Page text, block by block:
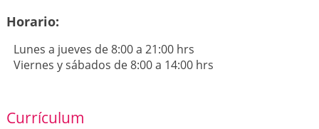
Horario:
Lunes a jueves de 8:00 a 21:00 hrs
Viernes y sábados de 8:00 a 14:00 hrs
Currículum